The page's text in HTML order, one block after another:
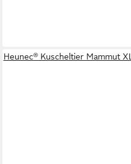
Heunec® Kuscheltier Mammut XL